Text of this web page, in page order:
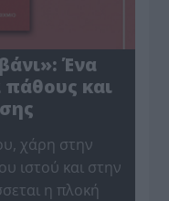
Ένα
και
χάρη στην
ιστού και στην
η πλοκή